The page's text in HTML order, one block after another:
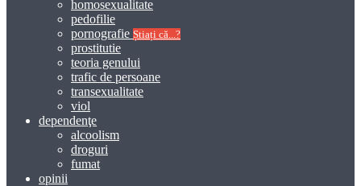
homosexualitate
pedofilie
pornografie Știați că...?
prostitutie
teoria genului
trafic de persoane
transexualitate
viol
dependenţe
alcoolism
droguri
fumat
opinii